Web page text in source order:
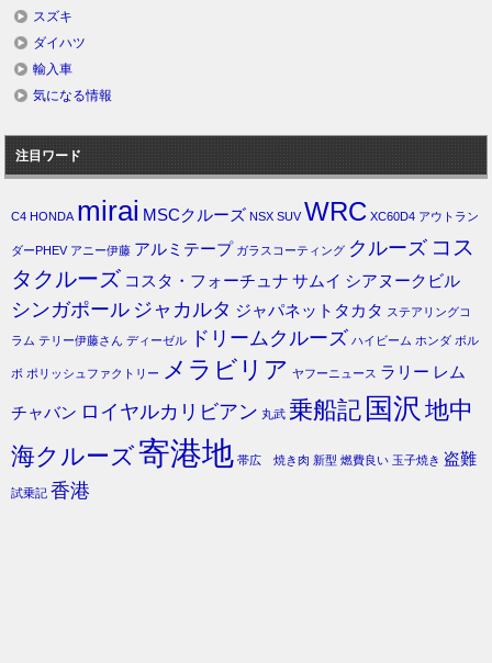
スズキ
ダイハツ
輸入車
気になる情報
注目ワード
C4 HONDA mirai MSCクルーズ NSX SUV WRC XC60D4 アウトラン
ダーPHEV アニー伊藤 アルミテープ ガラスコーティング クルーズ コス
タクルーズ コスタ・フォーチュナ サムイ シアヌークビル
シンガポール ジャカルタ ジャパネットタカタ ステアリングコ
ラム テリー伊藤さん ディーゼル ドリームクルーズ ハイビーム ホンダ ボル
ボ ポリッシュファクトリー メラビリア ヤフーニュース ラリー レム
チャバン ロイヤルカリビアン 丸武 乗船記 国沢 地中
海クルーズ寄港地 帯広 焼き肉 新型 燃費良い 玉子焼き 盗難
試乗記 香港